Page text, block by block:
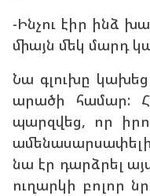
-Ինչու էիր ինձ
միայն մեկ մարդ
Նա գլուխը
արածի համար:
պարզվեց, որ
նա էր դարձրել
ուղարկի բոլոր